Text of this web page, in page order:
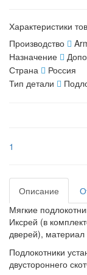
Характеристики
Производство
Назначение
Страна
Россия
Тип детали
1
Описание
Мягкие
Иксрей (в
дверей),
Подлокотники
двустороннего